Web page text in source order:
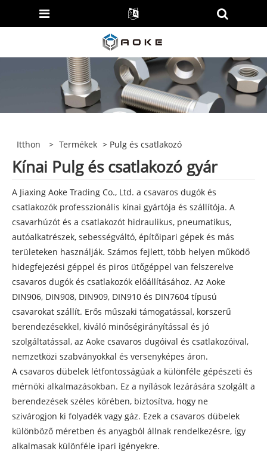
Itthon > Termékek > Pulg és csatlakozó
Kínai Pulg és csatlakozó gyár
A Jiaxing Aoke Trading Co., Ltd. a csavaros dugók és
csatlakozók professzionális kínai gyártója és szállítója. A
csavarhúzót és a csatlakozót hidraulikus, pneumatikus,
autóalkatrészek, sebességváltó, építőipari gépek és más
területeken használják. Számos fejlett, több helyen működő
hidegfejezési géppel és piros ütőgéppel van felszerelve
csavaros dugók és csatlakozók előállításához. Az Aoke
DIN906, DIN908, DIN909, DIN910 és DIN7604 típusú
csavarokat szállít. Erős műszaki támogatással, korszerű
berendezésekkel, kiváló minőségirányítással és jó
szolgáltatással, az Aoke csavaros dugóival és csatlakozóival,
nemzetközi szabványokkal és versenyképes áron.
A csavaros dübelek létfontosságúak a különféle gépészeti és
mérnöki alkalmazásokban. Ez a nyílások lezárására szolgált a
berendezések széles körében, biztosítva, hogy ne
szivárogjon ki folyadék vagy gáz. Ezek a csavaros dübelek
különböző méretben és anyagból állnak rendelkezésre, így
alkalmasak különféle ipari igényekre.